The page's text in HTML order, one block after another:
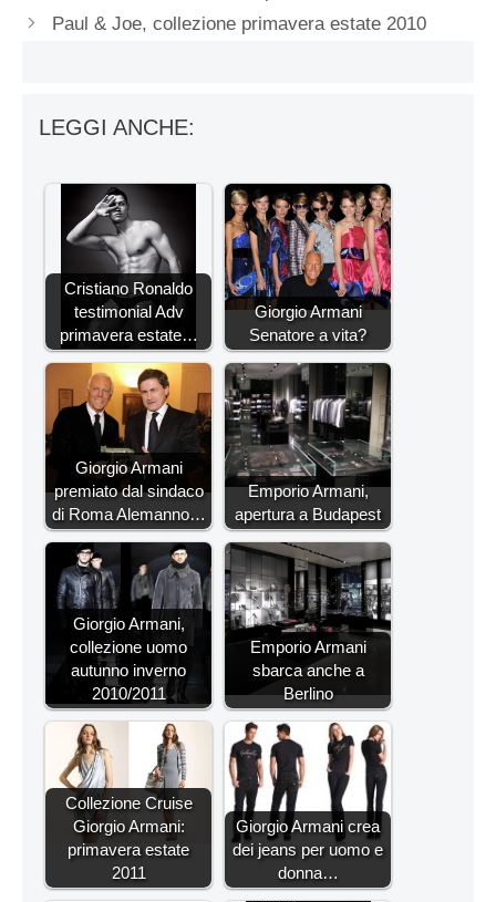
Paul & Joe, collezione primavera estate 2010
LEGGI ANCHE:
Cristiano Ronaldo
testimonial Adv
primavera estate…
Giorgio Armani
Senatore a vita?
Giorgio Armani
premiato dal sindaco
di Roma Alemanno…
Emporio Armani,
apertura a Budapest
Giorgio Armani,
collezione uomo
autunno inverno
2010/2011
Emporio Armani
sbarca anche a
Berlino
Collezione Cruise
Giorgio Armani:
primavera estate
2011
Giorgio Armani crea
dei jeans per uomo e
donna…